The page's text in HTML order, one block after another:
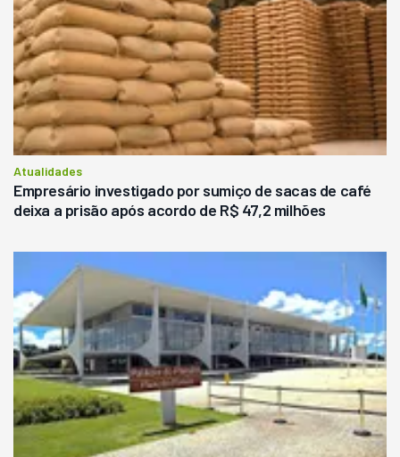
Atualidades
Empresário investigado por sumiço de sacas de café
deixa a prisão após acordo de R$ 47,2 milhões